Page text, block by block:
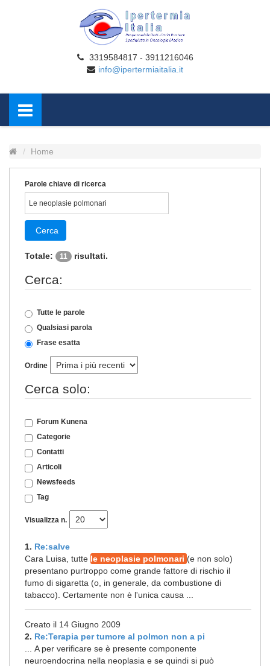
3319584817 - 3911216046
info@ipertermiaitalia.it
Home
Parole chiave di ricerca
Cerca
Totale: 11 risultati.
Cerca:
Tutte le parole
Qualsiasi parola
Frase esatta
Ordine
Cerca solo:
Forum Kunena
Categorie
Contatti
Articoli
Newsfeeds
Tag
Visualizza n.
1. Re:salve
Cara Luisa, tutte le neoplasie polmonari (e non solo)
presentano purtroppo come grande fattore di rischio il
fumo di sigaretta (o, in generale, da combustione di
tabacco). Certamente non è l'unica causa ...
Creato il 14 Giugno 2009
2. Re:Terapia per tumore al polmon non a pi
... A per verificare se è presente componente
neuroendocrina nella neoplasia e se quindi si può